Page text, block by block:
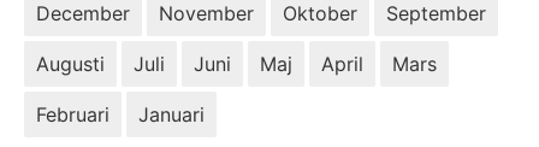
December
November Oktober September
Augusti Juli Juni Maj April Mars
Februari Januari